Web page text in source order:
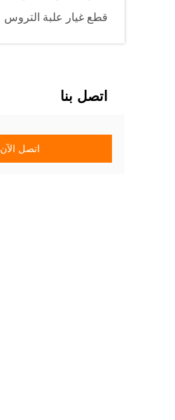
قطع غيار علبة التروس
اتصل بنا
اتصل الآن